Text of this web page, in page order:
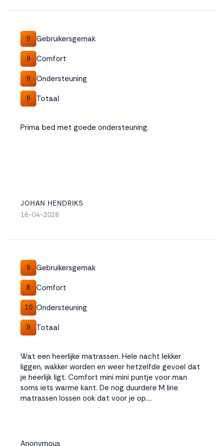
9 Gebruikersgemak
9 Comfort
9 Ondersteuning
9 Totaal
Prima bed met goede ondersteuning.
JOHAN HENDRIKS
16-04-2026
9 Gebruikersgemak
8 Comfort
10 Ondersteuning
9 Totaal
Wat een heerlijke matrassen. Hele nacht lekker
liggen, wakker worden en weer hetzelfde gevoel dat
je heerlijk ligt. Comfort mini mini puntje voor man
soms iets warme kant. De nog duurdere M line
matrassen lossen ook dat voor je op….
Anonymous